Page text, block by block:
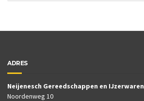
ADRES
Neijenesch Gereedschappen en IJzerwaren
Noordenweg 10